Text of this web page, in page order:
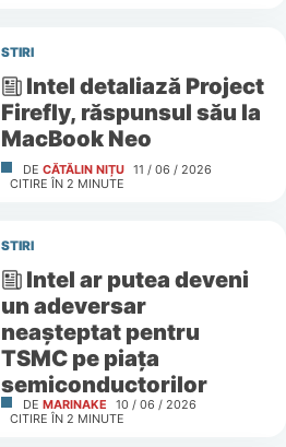
STIRI
Intel detaliază Project
Firefly, răspunsul său la
MacBook Neo
DE CĂTĂLIN NIȚU 11 / 06 / 2026
CITIRE ÎN 2 MINUTE
STIRI
Intel ar putea deveni
un adeversar
neașteptat pentru
TSMC pe piața
semiconductorilor
DE MARINAKE
10 / 06 / 2026
CITIRE ÎN 2 MINUTE